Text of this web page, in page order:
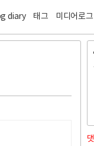
diary 태그 미디어로그